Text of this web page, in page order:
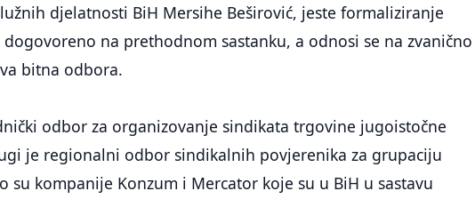
djelatnosti BiH Mersihe Beširović, jeste formaliziranje
na prethodnom sastanku, a odnosi se na zvanično
bitna odbora.
odbor za organizovanje sindikata trgovine jugoistočne
je regionalni odbor sindikalnih povjerenika za grupaciju
su kompanije Konzum i Mercator koje su u BiH u sastavu